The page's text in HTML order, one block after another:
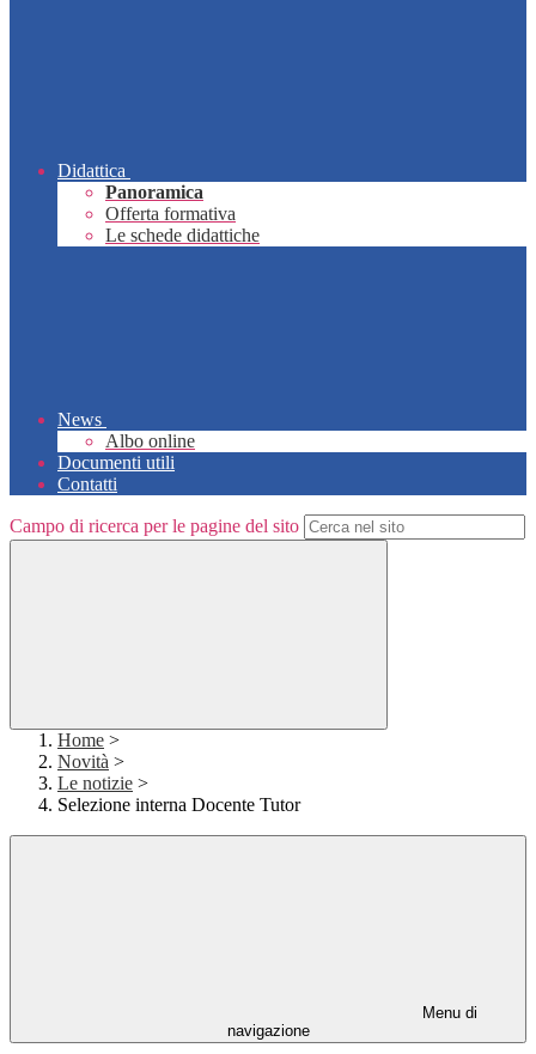
Didattica
Panoramica
Offerta formativa
Le schede didattiche
News
Albo online
Documenti utili
Contatti
Campo di ricerca per le pagine del sito
Home >
Novità >
Le notizie >
Selezione interna Docente Tutor
Menu di
navigazione